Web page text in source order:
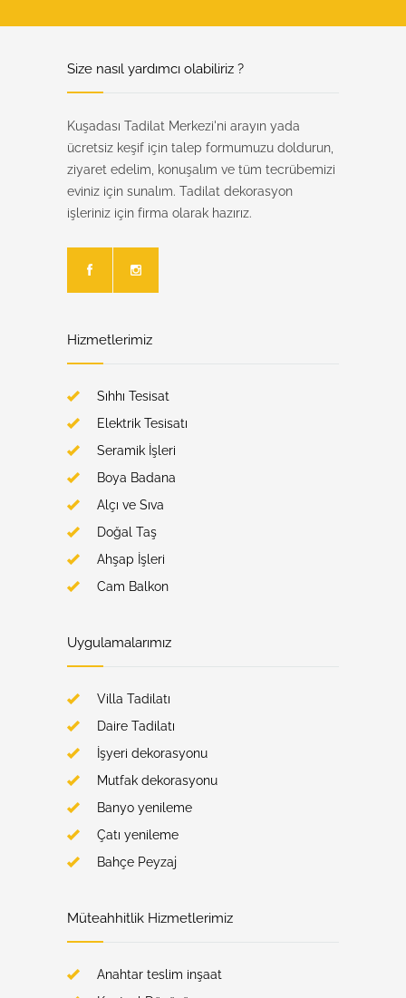
Alt BilgiSize nasıl yardımcı olabiliriz ?
Kuşadası Tadilat Merkezi'ni arayın yada
ücretsiz keşif için talep formumuzu doldurun,
ziyaret edelim, konuşalım ve tüm tecrübemizi
eviniz için sunalım. Tadilat dekorasyon
işleriniz için firma olarak hazırız.
Facebook Kanalımız
Hizmetlerimiz
Sıhhı Tesisat
Elektrik Tesisatı
Seramik İşleri
Boya Badana
Alçı ve Sıva
Doğal Taş
Ahşap İşleri
Cam Balkon
Uygulamalarımız
Villa Tadilatı
Daire Tadilatı
İşyeri dekorasyonu
Mutfak dekorasyonu
Banyo yenileme
Çatı yenileme
Bahçe Peyzaj
Müteahhitlik Hizmetlerimiz
Anahtar teslim inşaat